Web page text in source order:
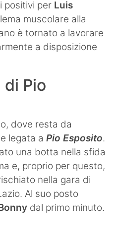
positivi per Luis
muscolare alla
è tornato a lavorare
a disposizione
Pio
dove resta da
legata a Pio Esposito.
una botta nella sfida
e, proprio per questo,
nella gara di
Al suo posto
dal primo minuto.